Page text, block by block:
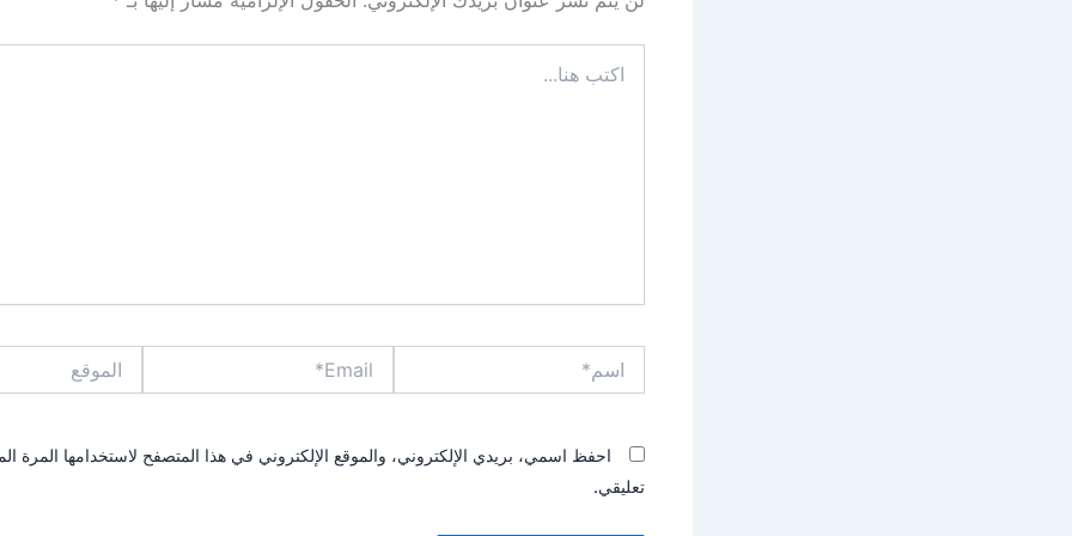
هنا...
احفظ اسمي، بريدي الإلكتروني، والموقع الإلكتروني في هذا المتصفح لاستخدامها المرة
تعليقي.